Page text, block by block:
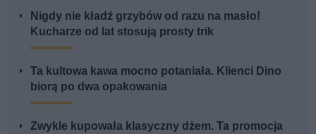
Nigdy nie kładź grzybów od razu na masło!
Kucharze od lat stosują prosty trik
Ta kultowa kawa mocno potaniała. Klienci Dino
biorą po dwa opakowania
Zwykle kupowała klasyczny dżem. Ta promocja